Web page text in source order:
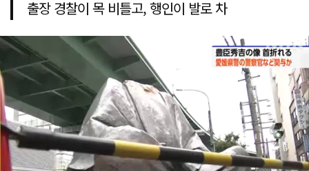
출장 경찰이 목 비틀고, 행인이 발로 차